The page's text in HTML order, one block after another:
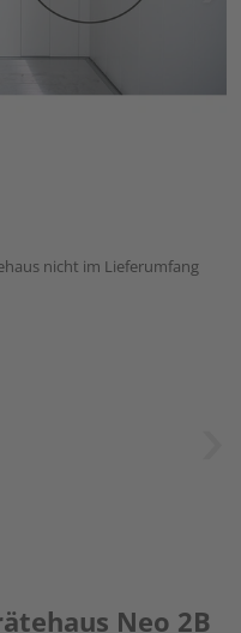
nicht im Lieferumfang
Neo 2B